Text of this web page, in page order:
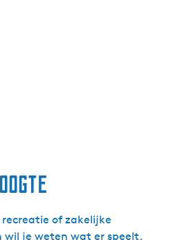
of zakelijke
wil je weten wat er speelt.